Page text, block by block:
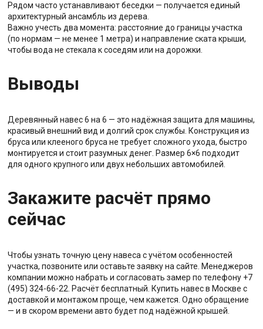
Рядом часто устанавливают беседки — получается единый
архитектурный ансамбль из дерева.
Важно учесть два момента: расстояние до границы участка
(по нормам — не менее 1 метра) и направление ската крыши,
чтобы вода не стекала к соседям или на дорожки.
Выводы
Деревянный навес 6 на 6 — это надёжная защита для машины,
красивый внешний вид и долгий срок службы. Конструкция из
бруса или клееного бруса не требует сложного ухода, быстро
монтируется и стоит разумных денег. Размер 6×6 подходит
для одного крупного или двух небольших автомобилей.
Закажите расчёт прямо
сейчас
Чтобы узнать точную цену навеса с учётом особенностей
участка, позвоните или оставьте заявку на сайте. Менеджеров
компании можно набрать и согласовать замер по телефону +7
(495) 324-66-22. Расчёт бесплатный. Купить навес в Москве с
доставкой и монтажом проще, чем кажется. Одно обращение
— и в скором времени авто будет под надёжной крышей.